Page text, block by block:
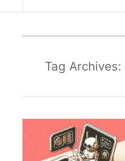
Tag Archives: